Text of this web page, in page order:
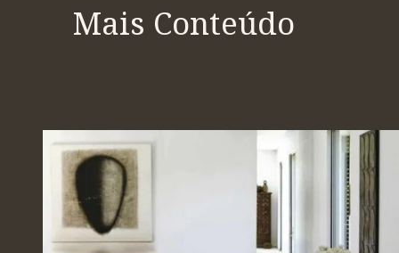
Mais Conteúdo